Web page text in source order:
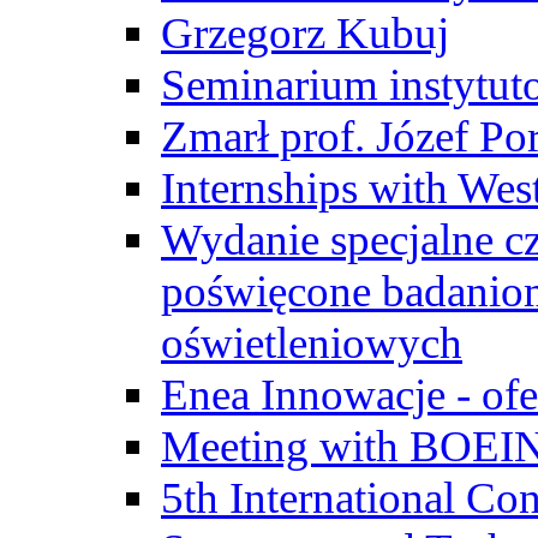
Grzegorz Kubuj
Seminarium
Zmarł prof. Józef
Internships with
Wydanie specjalne
poświęcone
oświetleniowych
Enea Innowacje -
Meeting with
5th International